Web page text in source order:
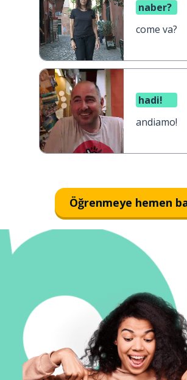
naber?
come va?
hadi!
andiamo!
Öğrenmeye hemen